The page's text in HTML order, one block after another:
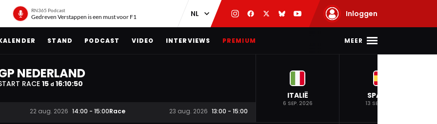
RN365 Podcast
Gedreven Verstappen is een must voor F1 Inloggen
STAND PODCAST VIDEO INTERVIEWS PREMIUM MEER
NEDERLAND
RACE15 d 16:10:49
22 aug. 2026 14:00 - 15:00Race 23 aug. 2026 13:00 - 15:00
ITALIË
6 SEP. 2026
SPANJE
13 SEP. 2026